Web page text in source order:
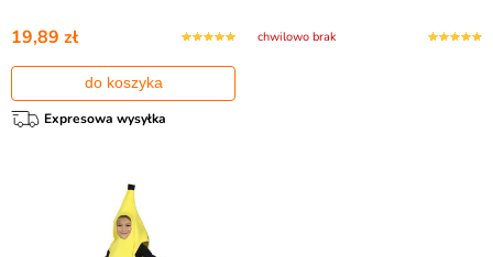
19,89 zł
do koszyka
Expresowa wysyłka
chwilowo brak